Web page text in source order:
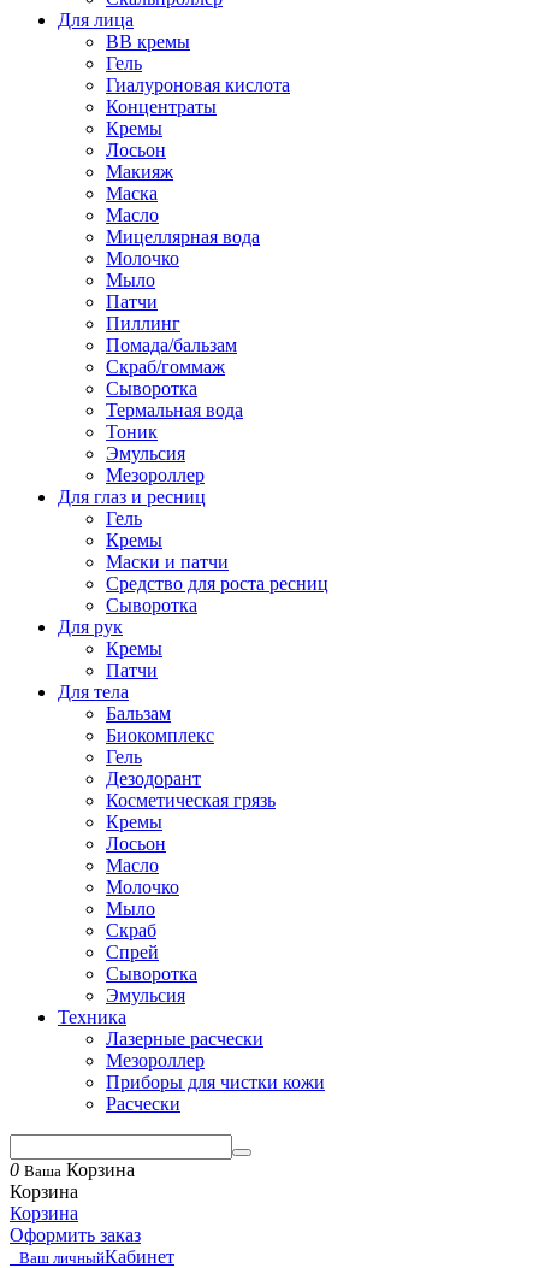
Для лица
BB кремы
Гель
Гиалуроновая кислота
Концентраты
Кремы
Лосьон
Макияж
Маска
Масло
Мицеллярная вода
Молочко
Мыло
Патчи
Пиллинг
Помада/бальзам
Скраб/гоммаж
Сыворотка
Термальная вода
Тоник
Эмульсия
Мезороллер
Для глаз и ресниц
Гель
Кремы
Маски и патчи
Средство для роста ресниц
Сыворотка
Для рук
Кремы
Патчи
Для тела
Бальзам
Биокомплекс
Гель
Дезодорант
Косметическая грязь
Кремы
Лосьон
Масло
Молочко
Мыло
Скраб
Спрей
Сыворотка
Эмульсия
Техника
Лазерные расчески
Мезороллер
Приборы для чистки кожи
Расчески
0 Ваша Корзина
Корзина
Корзина
Оформить заказ
Ваш личныйКабинет